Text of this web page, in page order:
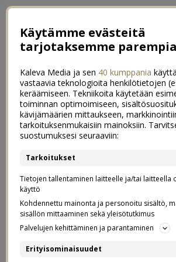
Käytämme evästeitä
tarjotaksemme
Kaleva Media ja sen 40 kumppania
vastaavia teknologioita henkilötietojen
keräämiseen. Tekniikoita käytetään
toiminnan optimoimiseen,
kävijämäärien mittaukseen,
tarkoituksenmukaisiin mainoksiin.
suostumuksesi seuraaviin:
Tarkoitukset
Tietojen tallentaminen laitteelle ja/tai laitteella
käyttö
Kohdennettu mainonta ja personoitu sisältö,
sisällön mittaaminen sekä yleisötutkimus
Palvelujen kehittäminen ja parantaminen
Erityisominaisuudet
Virtuaaliset NOSH
onnistuivat yli odotusten
Postaus on tehty
yhteistyössäNOSH
ja Indieplacen kanssa.